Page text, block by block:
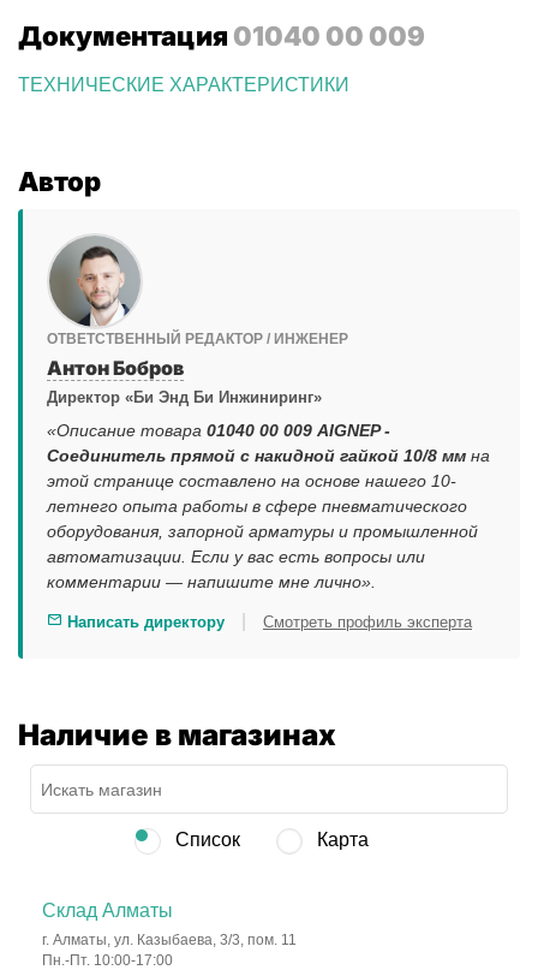
Документация 01040 00 009
ТЕХНИЧЕСКИЕ ХАРАКТЕРИСТИКИ
Автор
ОТВЕТСТВЕННЫЙ РЕДАКТОР / ИНЖЕНЕР
Антон Бобров
Директор «Би Энд Би Инжиниринг»
«Описание товара 01040 00 009 AIGNEP -
Соединитель прямой с накидной гайкой 10/8 мм на
этой странице составлено на основе нашего 10-
летнего опыта работы в сфере пневматического
оборудования, запорной арматуры и промышленной
автоматизации. Если у вас есть вопросы или
комментарии — напишите мне лично».
Написать директору Смотреть профиль эксперта
Наличие в магазинах
Список Карта
Склад Алматы
г. Алматы, ул. Казыбаева, 3/3, пом. 11
Пн.-Пт. 10:00-17:00